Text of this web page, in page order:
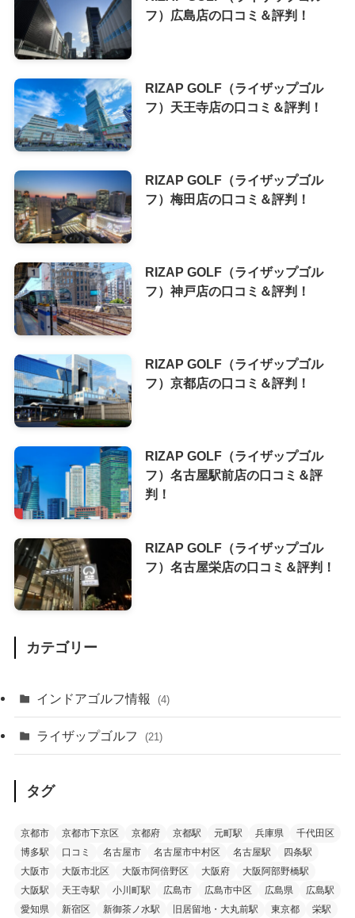
フ）広島店の口コミ＆評判！
RIZAP GOLF（ライザップゴル
フ）天王寺店の口コミ＆評判！
RIZAP GOLF（ライザップゴル
フ）梅田店の口コミ＆評判！
RIZAP GOLF（ライザップゴル
フ）神戸店の口コミ＆評判！
RIZAP GOLF（ライザップゴル
フ）京都店の口コミ＆評判！
RIZAP GOLF（ライザップゴル
フ）名古屋駅前店の口コミ＆評
判！
RIZAP GOLF（ライザップゴル
フ）名古屋栄店の口コミ＆評判！
カテゴリー
インドアゴルフ情報 (4)
ライザップゴルフ (21)
タグ
京都市 京都市下京区 京都府 京都駅 元町駅 兵庫県
千代田区
博多駅
口コミ 名古屋市 名古屋市中村区 名古屋駅
四条駅
大阪市
大阪市北区 大阪市阿倍野区 大阪府
大阪阿部野橋駅
大阪駅
天王寺駅 小川町駅 広島市 広島市中区 広島県
広島駅
愛知県
新宿区 新御茶ノ水駅 旧居留地・大丸前駅 東京都
栄駅